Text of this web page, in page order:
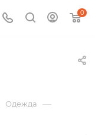
0
Одежда —